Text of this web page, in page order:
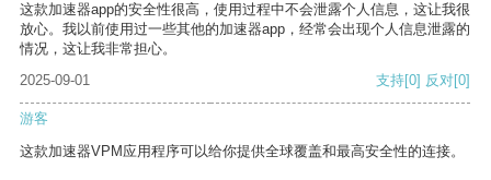
这款加速器app的安全性很高，使用过程中不会泄露个人信息，这让我很
放心。我以前使用过一些其他的加速器app，经常会出现个人信息泄露的
情况，这让我非常担心。
2025-09-01
支持[0] 反对[0]
游客
这款加速器VPM应用程序可以给你提供全球覆盖和最高安全性的连接。